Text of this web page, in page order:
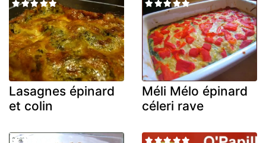
Lasagnes épinard
et colin
Méli Mélo épinard
céleri rave